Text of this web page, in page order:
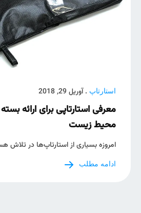
استارتاپ . آوریل 29, 2018
معرفی استارتاپی برای ارائه
محیط زیست
امروزه بسیاری از استارتاپ‌ها در تلاش
ادامه مطلب